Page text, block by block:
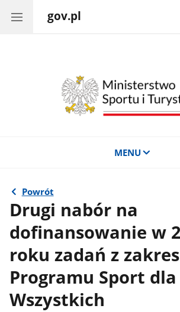
gov.pl
MENU
Powrót
Drugi nabór na
dofinansowanie w
roku zadań z
Programu Sport dla
Wszystkich